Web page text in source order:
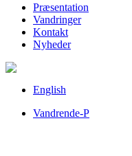
Præsentation
Vandringer
Kontakt
Nyheder
English
Vandrende-P